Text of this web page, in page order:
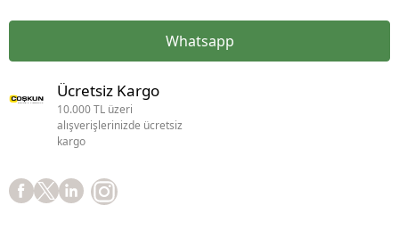
Whatsapp
Ücretsiz Kargo
10.000 TL üzeri
alışverişlerinizde ücretsiz
kargo